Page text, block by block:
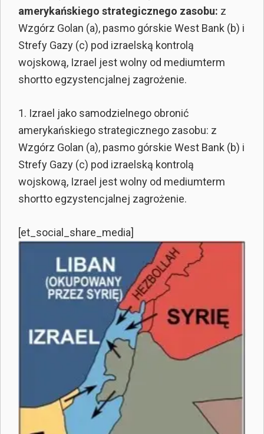
amerykańskiego strategicznego zasobu: z
Wzgórz Golan (a), pasmo górskie West Bank (b) i
Strefy Gazy (c) pod izraelską kontrolą
wojskową, Izrael jest wolny od mediumterm
shortto egzystencjalnej zagrożenie.
1. Izrael jako samodzielnego obronić
amerykańskiego strategicznego zasobu: z
Wzgórz Golan (a), pasmo górskie West Bank (b) i
Strefy Gazy (c) pod izraelską kontrolą
wojskową, Izrael jest wolny od mediumterm
shortto egzystencjalnej zagrożenie.
[et_social_share_media]